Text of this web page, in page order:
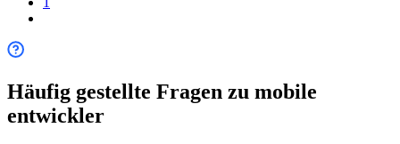
Häufig gestellte Fragen zu mobile
entwickler